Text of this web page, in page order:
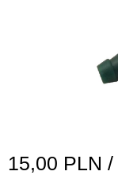
15,00 PLN /